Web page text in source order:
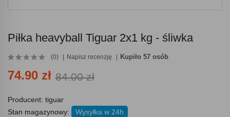
Piłka heavyball Tiguar 2x1 kg - śliwka
(0) Napisz recenzję Kupiło 57 osób
74.90 zł 84.00 zł
Producent: tiguar
Stan magazynowy:
Wysyłka w 24h